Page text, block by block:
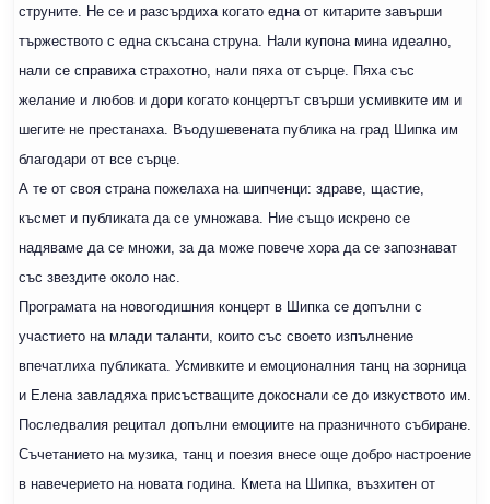
струните. Не се и разсърдиха когато една от китарите завърши
тържеството с една скъсана струна. Нали купона мина идеално,
нали се справиха страхотно, нали пяха от сърце. Пяха със
желание и любов и дори когато концертът свърши усмивките им и
шегите не престанаха. Въодушевената публика на град Шипка им
благодари от все сърце.
А те от своя страна пожелаха на шипченци: здраве, щастие,
късмет и публиката да се умножава. Ние също искрено се
надяваме да се множи, за да може повече хора да се запознават
със звездите около нас.
Програмата на новогодишния концерт в Шипка се допълни с
участието на млади таланти, които със своето изпълнение
впечатлиха публиката. Усмивките и емоционалния танц на зорница
и Елена завладяха присъстващите докоснали се до изкуството им.
Последвалия рецитал допълни емоциите на празничното събиране.
Съчетанието на музика, танц и поезия внесе още добро настроение
в навечерието на новата година. Кмета на Шипка, възхитен от